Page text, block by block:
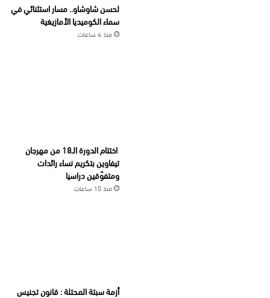
لحسن شاوشاو.. مسار استثنائي في
سماء الكوميديا الأمازيغية
منذ 4 ساعات
اختتام الدورة الـ18 من مهرجان
تيفاوين بتكريم نساء رائدات
ومتفوّقين دراسيا
منذ 10 ساعات
أزمة سبتة المحتلة : قانون تجنيس